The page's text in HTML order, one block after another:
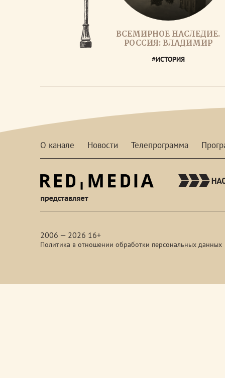
ВСЕМИРНОЕ НАСЛЕДИЕ.
РОССИЯ: ВЛАДИМИР
#ИСТОРИЯ
О канале Новости Телепрограмма
2006 — 2026 16+
Политика в отношении обработки персональных данных